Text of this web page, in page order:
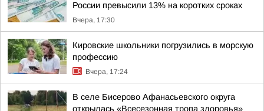
России превысили 13% на коротких сроках
Вчера, 17:30
Кировские школьники погрузились в морскую
профессию
Вчера, 17:24
В селе Бисерово Афанасьевского округа
открылась «Всесезонная тропа здоровья»